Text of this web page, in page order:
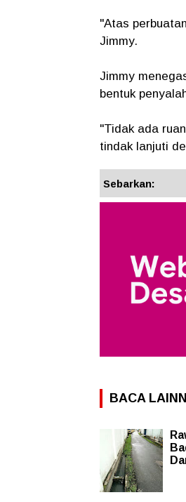
"Atas
Jimmy.
Jimmy
bentuk
"Tidak ada
tindak lanjuti
Sebarkan:
BACA